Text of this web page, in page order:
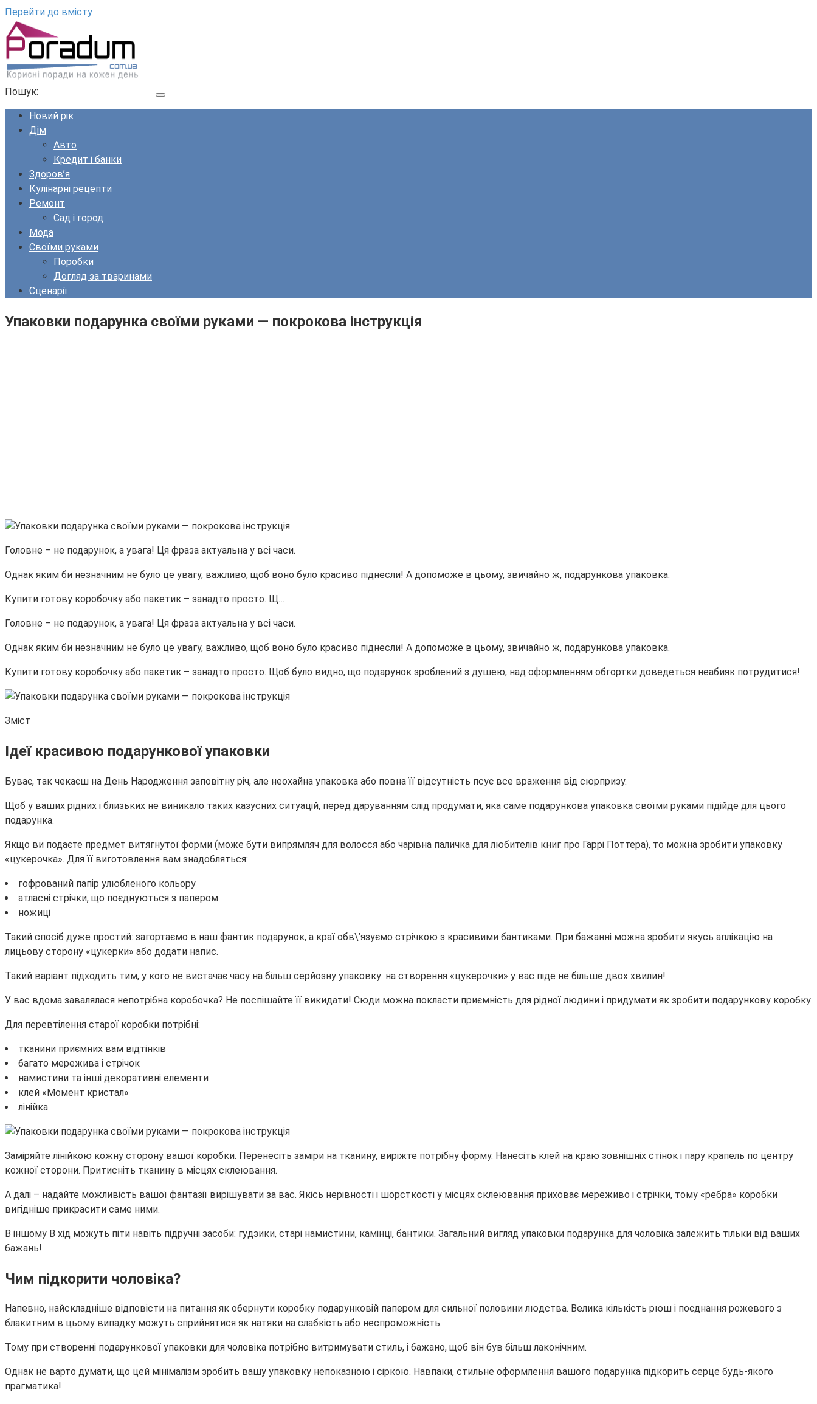
Перейти до вмісту
Пошук:
Новий рік
Дім
Авто
Кредит і банки
Здоров’я
Кулінарні рецепти
Ремонт
Сад і город
Мода
Своїми руками
Поробки
Догляд за тваринами
Сценарії
Упаковки подарунка своїми руками — покрокова інструкція
Головне – не подарунок, а увага! Ця фраза актуальна у всі часи.
Однак яким би незначним не було це увагу, важливо, щоб воно було красиво піднесли! А допоможе в цьому, звичайно ж, подарункова упаковка.
Купити готову коробочку або пакетик – занадто просто. Щ…
Головне – не подарунок, а увага! Ця фраза актуальна у всі часи.
Однак яким би незначним не було це увагу, важливо, щоб воно було красиво піднесли! А допоможе в цьому, звичайно ж, подарункова упаковка.
Купити готову коробочку або пакетик – занадто просто. Щоб було видно, що подарунок зроблений з душею, над оформленням обгортки доведеться неабияк потрудитися!
Зміст
Ідеї красивою подарункової упаковки
Буває, так чекаєш на День Народження заповітну річ, але неохайна упаковка або повна її відсутність псує все враження від сюрпризу.
Щоб у ваших рідних і близьких не виникало таких казусних ситуацій, перед даруванням слід продумати, яка саме подарункова упаковка своїми руками підійде для цього
подарунка.
Якщо ви подаєте предмет витягнутої форми (може бути випрямляч для волосся або чарівна паличка для любителів книг про Гаррі Поттера), то можна зробити упаковку
«цукерочка». Для її виготовлення вам знадобляться:
гофрований папір улюбленого кольору
атласні стрічки, що поєднуються з папером
ножиці
Такий спосіб дуже простий: загортаємо в наш фантик подарунок, а краї обв\’язуємо стрічкою з красивими бантиками. При бажанні можна зробити якусь аплікацію на
лицьову сторону «цукерки» або додати напис.
Такий варіант підходить тим, у кого не вистачає часу на більш серйозну упаковку: на створення «цукерочки» у вас піде не більше двох хвилин!
У вас вдома завалялася непотрібна коробочка? Не поспішайте її викидати! Сюди можна покласти приємність для рідної людини і придумати як зробити подарункову коробку
Для перевтілення старої коробки потрібні:
тканини приємних вам відтінків
багато мережива і стрічок
намистини та інші декоративні елементи
клей «Момент кристал»
лінійка
Заміряйте лінійкою кожну сторону вашої коробки. Перенесіть заміри на тканину, виріжте потрібну форму. Нанесіть клей на краю зовнішніх стінок і пару крапель по центру
кожної сторони. Притисніть тканину в місцях склеювання.
А далі – надайте можливість вашої фантазії вирішувати за вас. Якісь нерівності і шорсткості у місцях склеювання приховає мереживо і стрічки, тому «ребра» коробки
вигідніше прикрасити саме ними.
В іншому В хід можуть піти навіть підручні засоби: гудзики, старі намистини, камінці, бантики. Загальний вигляд упаковки подарунка для чоловіка залежить тільки від ваших
бажань!
Чим підкорити чоловіка?
Напевно, найскладніше відповісти на питання як обернути коробку подарунковій папером для сильної половини людства. Велика кількість рюш і поєднання рожевого з
блакитним в цьому випадку можуть сприйнятися як натяки на слабкість або неспроможність.
Тому при створенні подарункової упаковки для чоловіка потрібно витримувати стиль, і бажано, щоб він був більш лаконічним.
Однак не варто думати, що цей мінімалізм зробить вашу упаковку непоказною і сіркою. Навпаки, стильне оформлення вашого подарунка підкорить серце будь-якого
прагматика!